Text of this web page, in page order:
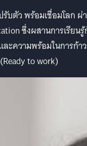
บตัว พร้อมเชื่อมโลก ผ่
ซึ่งผสานการเรียน
ะความพร้อมในการก้า
to work)